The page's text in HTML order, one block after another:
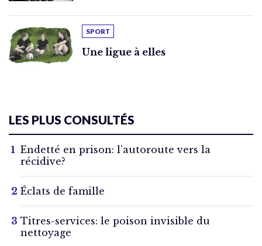
SPORT
Une ligue à elles
LES PLUS CONSULTÉS
Endetté en prison: l’autoroute vers la
récidive?
Éclats de famille
Titres-services: le poison invisible du
nettoyage